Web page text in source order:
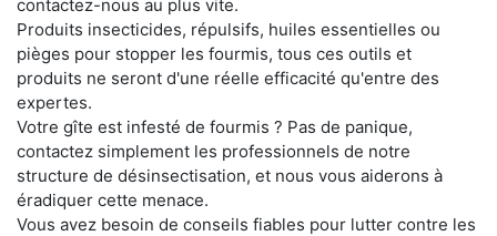
contactez-nous au plus vite.
Produits insecticides, répulsifs, huiles essentielles ou
pièges pour stopper les fourmis, tous ces outils et
produits ne seront d'une réelle efficacité qu'entre des
expertes.
Votre gîte est infesté de fourmis ? Pas de panique,
contactez simplement les professionnels de notre
structure de désinsectisation, et nous vous aiderons à
éradiquer cette menace.
Vous avez besoin de conseils fiables pour lutter contre les